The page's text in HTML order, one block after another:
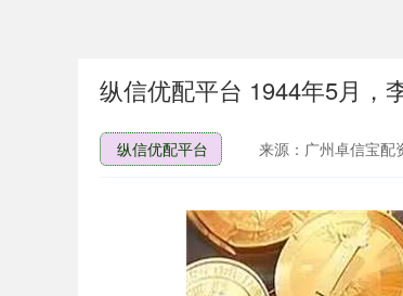
纵信优配平台 1944年5月，
纵信优配平台 来源：广州卓信宝配